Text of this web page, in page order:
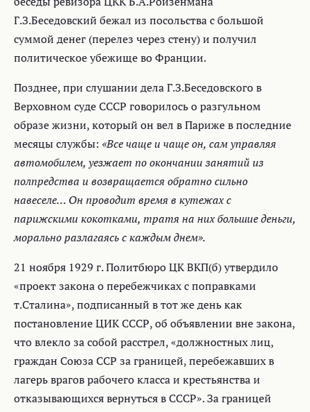
Г.З.Беседовский бежал из посольства с большой
суммой денег (перелез через стену) и получил
политическое убежище во Франции.
Позднее, при слушании дела Г.З.Беседовского в
Верховном суде СССР говорилось о разгульном
образе жизни, который он вел в Париже в последние
месяцы службы: «Все чаще и чаще он, сам управляя
автомобилем, уезжает по окончании занятий из
полпредства и возвращается обратно сильно
навеселе… Он проводит время в кутежах с
парижскими кокотками, тратя на них большие деньги,
морально разлагаясь с каждым днем».
21 ноября 1929 г. Политбюро ЦК ВКП(б) утвердило
«проект закона о перебежчиках с поправками
т.Сталина», подписанный в тот же день как
постановление ЦИК СССР, об объявлении вне закона,
что влекло за собой расстрел, «должностных лиц,
граждан Союза ССР за границей, перебежавших в
лагерь врагов рабочего класса и крестьянства и
отказывающихся вернуться в СССР». За границей